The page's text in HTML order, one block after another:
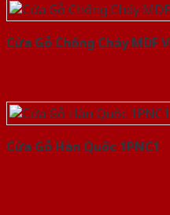
Cửa Gỗ Chống Cháy MDF
Cửa Gỗ Hàn Quốc 1PNC1